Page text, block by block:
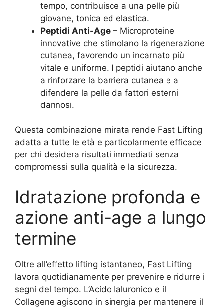
tempo, contribuisce a una pelle più
giovane, tonica ed elastica.
Peptidi Anti-Age – Microproteine
innovative che stimolano la rigenerazione
cutanea, favorendo un incarnato più
vitale e uniforme. I peptidi aiutano anche
a rinforzare la barriera cutanea e a
difendere la pelle da fattori esterni
dannosi.
Questa combinazione mirata rende Fast Lifting
adatta a tutte le età e particolarmente efficace
per chi desidera risultati immediati senza
compromessi sulla qualità e la sicurezza.
Idratazione profonda e
azione anti-age a lungo
termine
Oltre all’effetto lifting istantaneo, Fast Lifting
lavora quotidianamente per prevenire e ridurre i
segni del tempo. L’Acido Ialuronico e il
Collagene agiscono in sinergia per mantenere il